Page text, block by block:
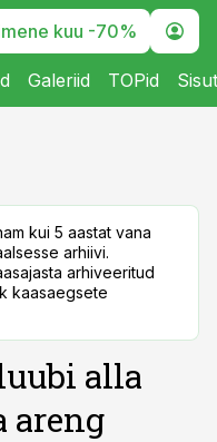
kuu -70%
Galeriid TOPid
kui 5 aastat vana
arhiivi.
arhiveeritud
kaasaegsete
alla
areng